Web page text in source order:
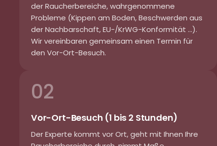
der Raucherbereiche, wahrgenommene
Probleme (Kippen am Boden, Beschwerden aus
der Nachbarschaft, EU-/KrWG-Konformität ...).
Wir vereinbaren gemeinsam einen Termin für
den Vor-Ort-Besuch.
02
Vor-Ort-Besuch (1 bis 2 Stunden)
Der Experte kommt vor Ort, geht mit Ihnen Ihre